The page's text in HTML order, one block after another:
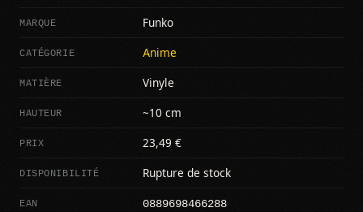
MARQUE Funko
CATÉGORIE Anime
MATIÈRE Vinyle
HAUTEUR ~10 cm
PRIX 23,49 €
DISPONIBILITÉ Rupture de stock
EAN 0889698466288